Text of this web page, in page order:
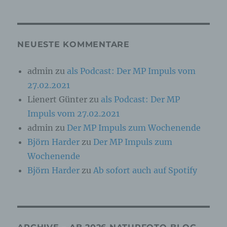
NEUESTE KOMMENTARE
admin zu als Podcast: Der MP Impuls vom
27.02.2021
Lienert Günter zu als Podcast: Der MP
Impuls vom 27.02.2021
admin zu Der MP Impuls zum Wochenende
Björn Harder zu Der MP Impuls zum
Wochenende
Björn Harder zuAb sofort auch auf Spotify
physischen, physiologischen, genetischen,
sozialen Identität dieser natürlichen Person
b) betroffene Person
Betroffene Person ist jede identifizierte oder
identifizierbare natürliche Person, deren
personenbezogene Daten von dem für die
Verarbeitung Verantwortlichen verarbeitet
werden.
c) Verarbeitung
automatisierter Verfahren ausgeführte Vorgang